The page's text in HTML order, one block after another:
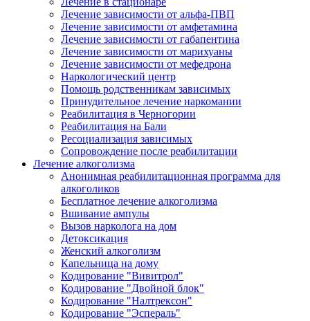
Лечение зависимости от альфа-ПВП
Лечение зависимости от амфетамина
Лечение зависимости от габапентина
Лечение зависимости от марихуаны
Лечение зависимости от мефедрона
Наркологический центр
Помощь родственникам зависимых
Принудительное лечение наркомании
Реабилитация в Черногории
Реабилитация на Бали
Ресоциализация зависимых
Сопровождение после реабилитации
Лечение алкоголизма
Анонимная реабилитационная программа для
алкоголиков
Бесплатное лечение алкоголизма
Вшивание ампулы
Вызов нарколога на дом
Детоксикация
Женский алкоголизм
Капельница на дому
Кодирование "Вивитрол"
Кодирование "Двойной блок"
Кодирование "Налтрексон"
Кодирование "Эспераль"